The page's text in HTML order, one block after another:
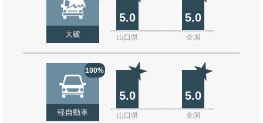
大破
5.0 5.0
山口県 全国
100%
軽自動車
5.0 5.0
山口県 全国